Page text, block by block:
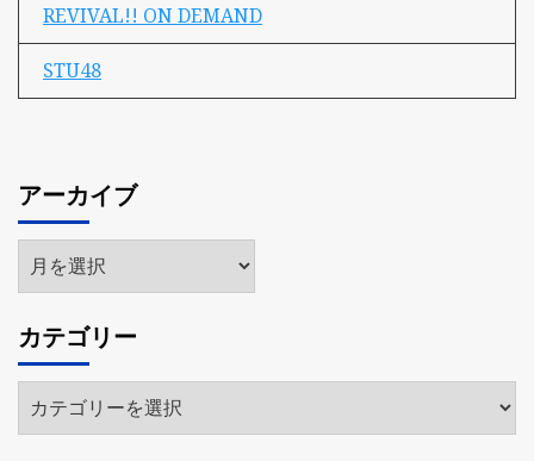
REVIVAL!! ON DEMAND
STU48
アーカイブ
ア
ー
イ
ブ
カテゴリー
テ